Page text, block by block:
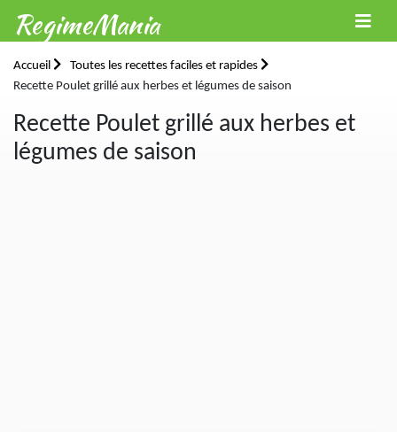
RegimeMania
Accueil
Toutes les recettes faciles et rapides
Recette Poulet grillé aux herbes et légumes de saison
Recette Poulet grillé aux herbes et
légumes de saison